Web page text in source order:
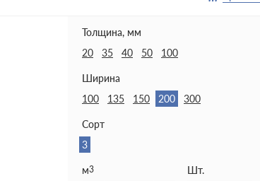
Толщина, мм
20
35 40 50 100
Ширина
100
135 150 200 300
Сорт
3
м3 Шт.